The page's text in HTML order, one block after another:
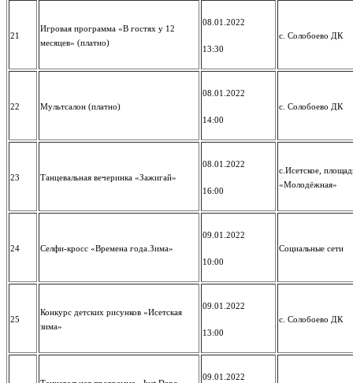
21
Игровая программа «В гостях у 12
месяцев» (платно)
08.01.2022
13:30
с. Солобоево ДК
22 Мультсалон (платно)
08.01.2022
14:00
с. Солобоево ДК
23 Танцевальная вечеринка «Зажигай»
08.01.2022
16:00
с.Исетское,
«Молодёжная»
24 Селфи-кросс «Времена года.Зима»
09.01.2022
10:00
Социальные сети
25
Конкурс детских рисунков «Исетская
зима»
09.01.2022
13:00
с. Солобоево ДК
09.01.2022